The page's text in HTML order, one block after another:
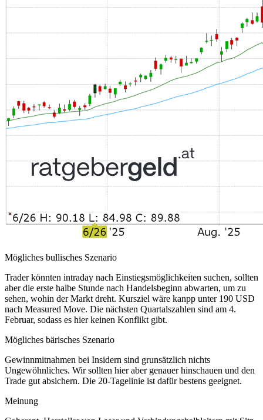
Mögliches bullisches Szenario
Trader könnten intraday nach Einstiegsmöglichkeiten suchen, sollten
aber die erste halbe Stunde nach Handelsbeginn abwarten, um zu
sehen, wohin der Markt dreht. Kursziel wäre kanpp unter 190 USD
nach Measured Move. Die nächsten Quartalszahlen sind am 4.
Februar, sodass es hier keinen Konflikt gibt.
Mögliches bärisches Szenario
Gewinnmitnahmen bei Insidern sind grunsätzlich nichts
Ungewöhnliches. Wir sollten hier aber genauer hinschauen und den
Trade gut absichern. Die 20-Tagelinie ist dafür bestens geeignet.
Meinung